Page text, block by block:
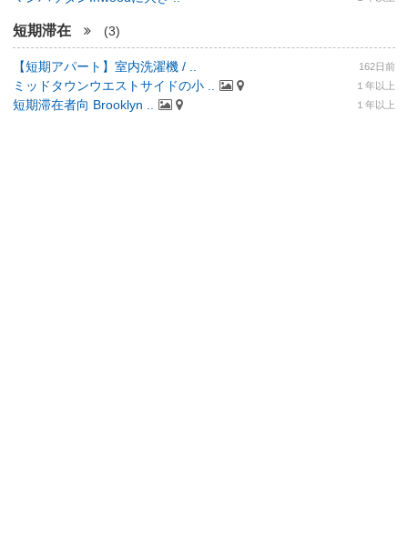
短期滞在 (3)
【短期アパート】室内洗濯機 / .. 162日前
ミッドタウンウエストサイドの小 .. １年以上
短期滞在者向 Brooklyn .. １年以上